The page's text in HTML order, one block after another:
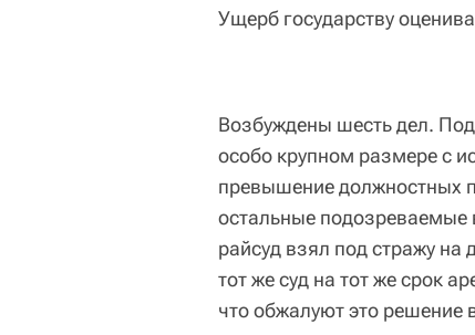
Ущерб государству
Возбуждены шесть дел.
особо крупном размере с
превышение должностных
остальные подозреваемые
райсуд взял под стражу на
тот же суд на тот же срок
что обжалуют это решение